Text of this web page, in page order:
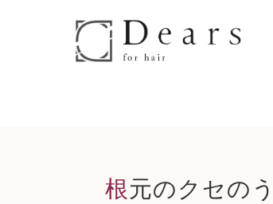
根元のクセのうねりでハチが張ってしまうのを抑